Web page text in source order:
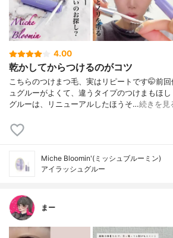
4.00
乾かしてからつけるのがコツ
こちらのつけまつ毛、実はリピートです🤭前
ュグルーがよくて、違うタイプのつけまもほ
グルーは、リニューアルしたほうそ…続きを見
Miche Bloomin'(ミッシュブルーミン)
アイラッシュグルー
まー